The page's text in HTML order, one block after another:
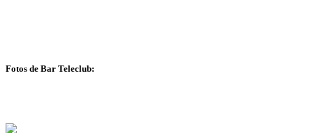
Fotos de Bar Teleclub: